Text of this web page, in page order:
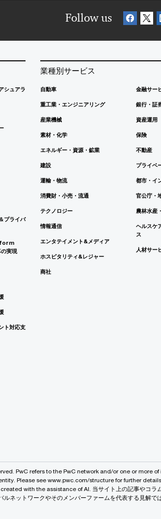
Follow us
シュアラ
プライバ
実現
ト対応支
業種別サービス
自動車
重工業・エンジニアリング
産業機械
素材・化学
エネルギー・資源・鉱業
建設
運輸・物流
消費財・小売・流通
テクノロジー
情報通信
エンタテイメント&メディア
ホスピタリティ&レジャー
商社
金融サー
銀行・証
資産運用
保険
不動産
プライベ
都市・イ
官公庁・
農林水産
ヘルスケ
ス
人材サー
PwC refers to the PwC network and/or one or more
Please see www.pwc.com/structure for further
with the assistance of AI. 当サイト上の記事やコラ
ネットワークやそのメンバーファームを代表する見解で